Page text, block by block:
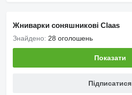
Жниварки соняшникові Claas
Знайдено: 28 оголошень
Показати
Підписатися